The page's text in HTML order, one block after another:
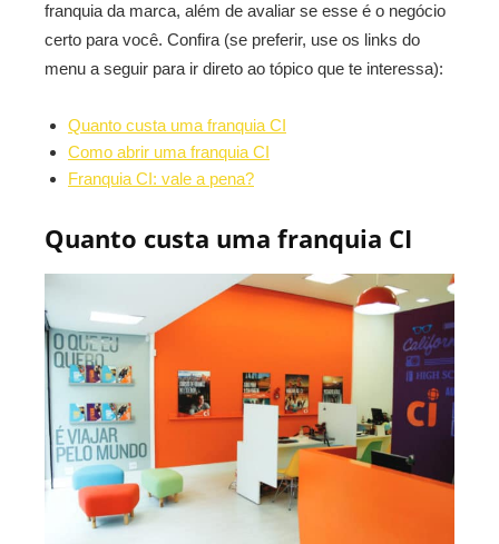
franquia da marca, além de avaliar se esse é o negócio
certo para você. Confira (se preferir, use os links do
menu a seguir para ir direto ao tópico que te interessa):
Quanto custa uma franquia CI
Como abrir uma franquia CI
Franquia CI: vale a pena?
Quanto custa uma franquia CI